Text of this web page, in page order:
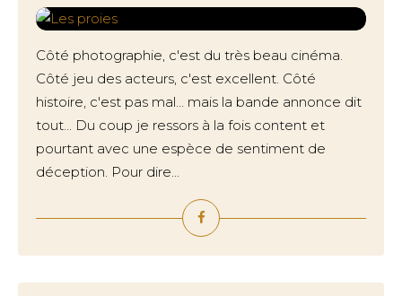
Côté photographie, c'est du très beau cinéma.
Côté jeu des acteurs, c'est excellent. Côté
histoire, c'est pas mal... mais la bande annonce dit
tout... Du coup je ressors à la fois content et
pourtant avec une espèce de sentiment de
déception. Pour dire...